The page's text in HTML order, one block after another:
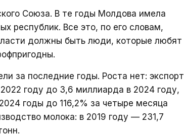
Союза. В те годы Молдова имела
республик. Все это, по его словам,
должны быть люди, которые любят
за последние годы. Роста нет: экспорт
году до 3,6 миллиарда в 2024 году,
годы до 116,2% за четыре месяца
молока: в 2019 году — 231,7